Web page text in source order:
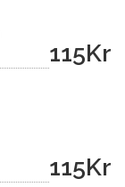
115Kr
115Kr